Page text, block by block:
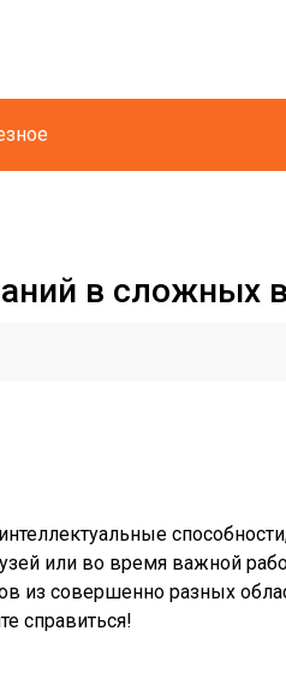
в сложных
или во время важной
из совершенно разных
справиться!